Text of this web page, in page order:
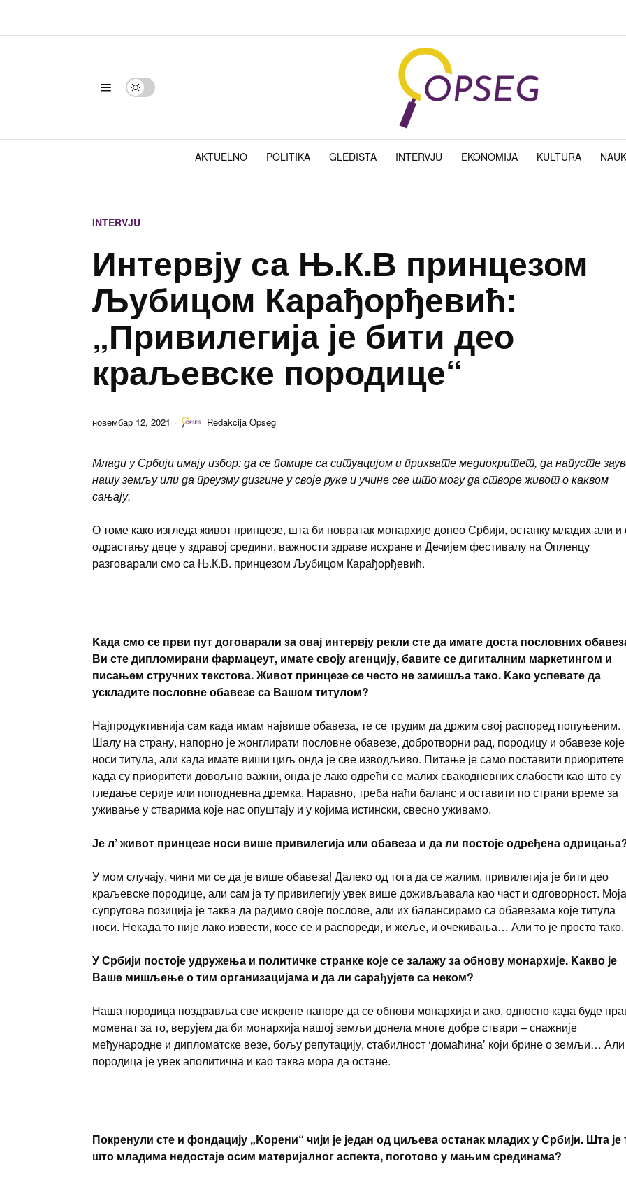
AKTUELNO POLITIKA GLEDIŠTA INTERVJU EKONOMIJA KULTURA
INTERVJU
Интервју са Њ.К.В принцезом
Љубицом Карађорђевић:
„Привилегија је бити део
краљевске породице“
новембар 12, 2021 Redakcija Opseg
Млади у Србији имају избор: да се помире са ситуацијом и прихвате медиокритет, да напусте
нашу земљу или да преузму дизгине у своје руке и учине све што могу да створе живот о каквом
сањају.
О томе како изгледа живот принцезе, шта би повратак монархије донео Србији, останку младих али и
одрастању деце у здравој средини, важности здраве исхране и Дечијем фестивалу на Опленцу
разговарали смо са Њ.К.В. принцезом Љубицом Карађорђевић.
Kада смо се први пут договарали за овај интервју рекли сте да имате доста пословних
Ви сте дипломирани фармацеут, имате своју агенцију, бавите се дигиталним маркетингом и
писањем стручних текстова. Живот принцезе се често не замишља тако. Kако успевате да
ускладите пословне обавезе са Вашом титулом?
Најпродуктивнија сам када имам највише обавеза, те се трудим да држим свој распоред попуњеним.
Шалу на страну, напорно је жонглирати пословне обавезе, добротворни рад, породицу и обавезе које
носи титула, али када имате виши циљ онда је све изводљиво. Питање је само поставити
када су приоритети довољно важни, онда је лако одрећи се малих свакодневних слабости као што су
гледање серије или поподневна дремка. Наравно, треба наћи баланс и оставити по страни време за
уживање у стварима које нас опуштају и у којима истински, свесно уживамо.
Је л’ живот принцезе носи више привилегија или обавеза и да ли постоје одређена
У мом случају, чини ми се да је више обавеза! Далеко од тога да се жалим, привилегија је бити део
краљевске породице, али сам ја ту привилегију увек више доживљавала као част и одговорност.
супругова позиција је таква да радимо своје послове, али их балансирамо са обавезама које титула
носи. Некада то није лако извести, косе се и распореди, и жеље, и очекивања… Али то је просто тако.
У Србији постоје удружења и политичке странке које се залажу за обнову монархије. Kакво је
Ваше мишљење о тим организацијама и да ли сарађујете са неком?
Наша породица поздравља све искрене напоре да се обнови монархија и ако, односно када буде
моменат за то, верујем да би монархија нашој земљи донела многе добре ствари – снажније
међународне и дипломатске везе, бољу репутацију, стабилност ‘домаћина’ који брине о земљи… Али
породица је увек аполитична и као таква мора да остане.
Покренули сте и фондацију „Kорени“ чији је један од циљева останак младих у Србији. Шта је
што младима недостаје осим материјалног аспекта, поготово у мањим срединама?